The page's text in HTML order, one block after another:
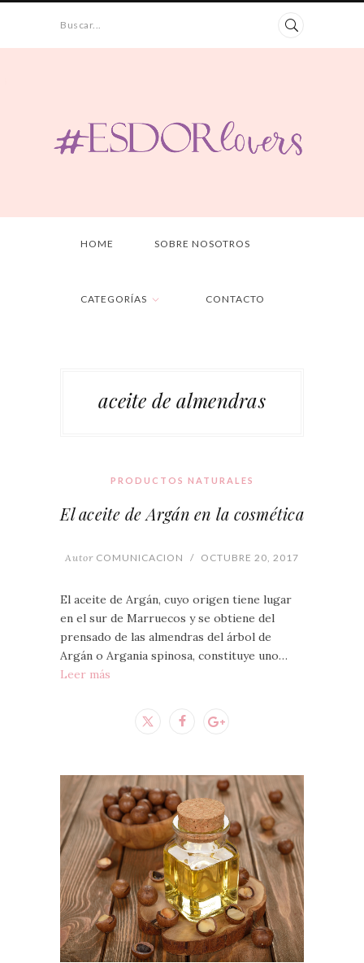
Buscar...
HOME SOBRE NOSOTROS
CATEGORÍAS CONTACTO
aceite de almendras
PRODUCTOS NATURALES
El aceite de Argán en la cosmética
Autor COMUNICACION / OCTUBRE 20, 2017
El aceite de Argán, cuyo origen tiene lugar
en el sur de Marruecos y se obtiene del
prensado de las almendras del árbol de
Argán o Argania spinosa, constituye uno…
Leer más